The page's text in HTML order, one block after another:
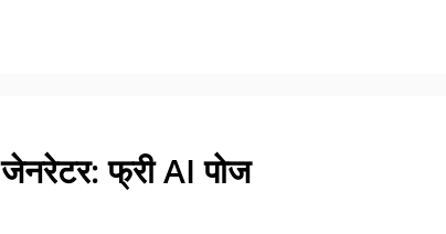
फ्री AI पोज